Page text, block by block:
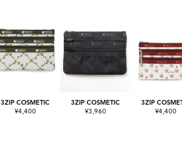
3ZIP COSMETIC
¥4,400
3ZIP COSMETIC
¥3,960
3ZIP
¥4,400